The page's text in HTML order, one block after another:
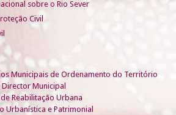
sobre o Rio Sever
Civil
Municipais de Ordenamento do Território
Director Municipal
Reabilitação Urbana
Urbanística e Patrimonial